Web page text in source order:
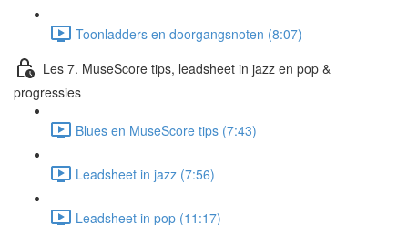
Toonladders en doorgangsnoten (8:07)
Les 7. MuseScore tips, leadsheet in jazz en pop &
progressies
Blues en MuseScore tips (7:43)
Leadsheet in jazz (7:56)
Leadsheet in pop (11:17)